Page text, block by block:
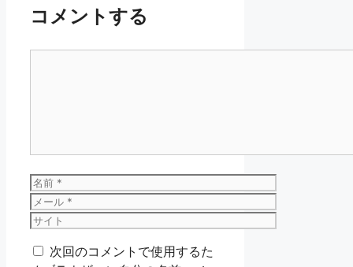
コメントする
名
前
メ
ー
サ
ト 次回のコメントで使用するた